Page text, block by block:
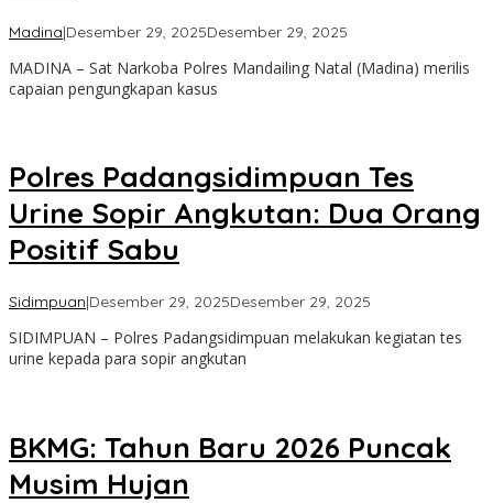
Madina|Desember 29, 2025Desember 29, 2025
MADINA – Sat Narkoba Polres Mandailing Natal (Madina) merilis
capaian pengungkapan kasus
Polres Padangsidimpuan Tes
Urine Sopir Angkutan: Dua Orang
Positif Sabu
Sidimpuan|Desember 29, 2025Desember 29, 2025
SIDIMPUAN – Polres Padangsidimpuan melakukan kegiatan tes
urine kepada para sopir angkutan
BKMG: Tahun Baru 2026 Puncak
Musim Hujan